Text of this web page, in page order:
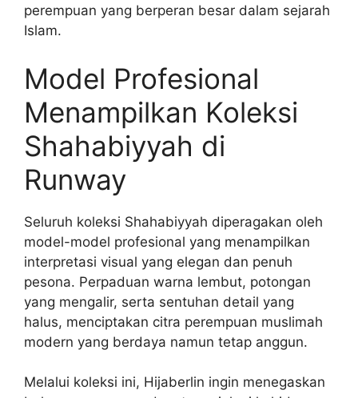
perempuan yang berperan besar dalam sejarah
Islam.
Model Profesional
Menampilkan Koleksi
Shahabiyyah di
Runway
Seluruh koleksi Shahabiyyah diperagakan oleh
model-model profesional yang menampilkan
interpretasi visual yang elegan dan penuh
pesona. Perpaduan warna lembut, potongan
yang mengalir, serta sentuhan detail yang
halus, menciptakan citra perempuan muslimah
modern yang berdaya namun tetap anggun.
Melalui koleksi ini, Hijaberlin ingin menegaskan